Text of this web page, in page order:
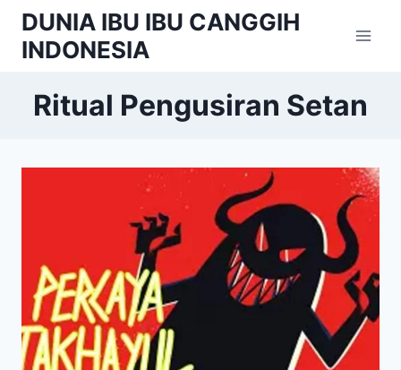
Skip
content
DUNIA IBU IBU CANGGIH
INDONESIA
Ritual Pengusiran Setan